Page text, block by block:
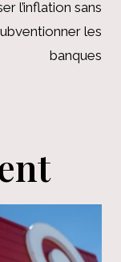
l’inflation sans
les
banques